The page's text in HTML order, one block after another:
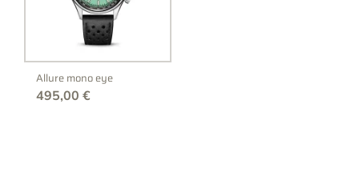
Allure mono eye
495,00 €